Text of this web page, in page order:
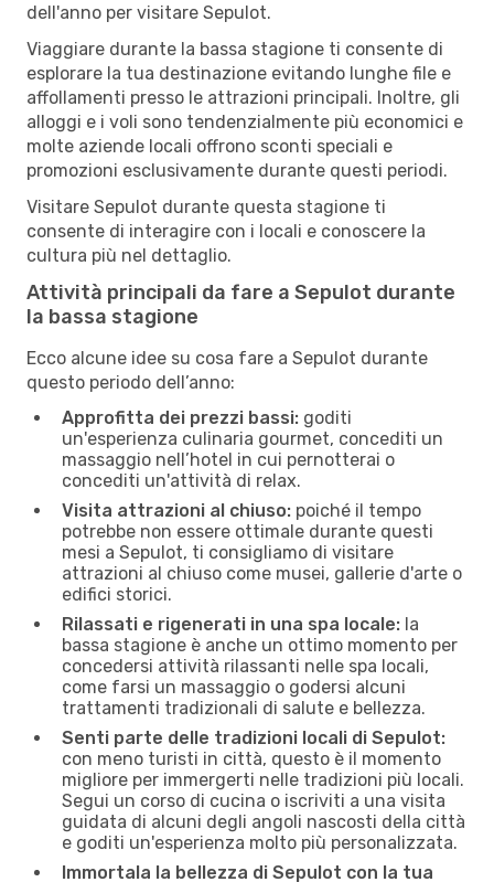
dell'anno per visitare Sepulot.
Viaggiare durante la bassa stagione ti consente di
esplorare la tua destinazione evitando lunghe file e
affollamenti presso le attrazioni principali. Inoltre, gli
alloggi e i voli sono tendenzialmente più economici e
molte aziende locali offrono sconti speciali e
promozioni esclusivamente durante questi periodi.
Visitare Sepulot durante questa stagione ti
consente di interagire con i locali e conoscere la
cultura più nel dettaglio.
Attività principali da fare a Sepulot durante
la bassa stagione
Ecco alcune idee su cosa fare a Sepulot durante
questo periodo dell’anno:
Approfitta dei prezzi bassi: goditi
un'esperienza culinaria gourmet, concediti un
massaggio nell’hotel in cui pernotterai o
concediti un'attività di relax.
Visita attrazioni al chiuso: poiché il tempo
potrebbe non essere ottimale durante questi
mesi a Sepulot, ti consigliamo di visitare
attrazioni al chiuso come musei, gallerie d'arte o
edifici storici.
Rilassati e rigenerati in una spa locale: la
bassa stagione è anche un ottimo momento per
concedersi attività rilassanti nelle spa locali,
come farsi un massaggio o godersi alcuni
trattamenti tradizionali di salute e bellezza.
Senti parte delle tradizioni locali di Sepulot:
con meno turisti in città, questo è il momento
migliore per immergerti nelle tradizioni più locali.
Segui un corso di cucina o iscriviti a una visita
guidata di alcuni degli angoli nascosti della città
e goditi un'esperienza molto più personalizzata.
Immortala la bellezza di Sepulot con la tua